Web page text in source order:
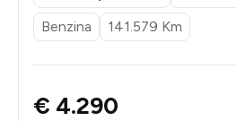
Benzina
141.579 Km
€ 4.290